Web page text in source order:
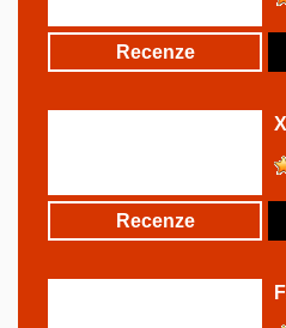
Recenze
Recenze